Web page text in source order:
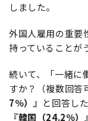
しました。
外国人雇用の重要
持っていることが
続いて、「一緒に
すか？（複数回答
7％）』 と回答し
『韓国（24.2％）』